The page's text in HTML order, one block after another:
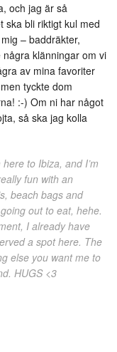
och jag är så
ska bli riktigt kul med
– baddräkter,
klänningar om vi
av mina favoriter
tyckte dom
:-) Om ni har något
så ska jag kolla
to Ibiza, and I’m
fun with an
beach bags and
out to eat, hehe.
I already have
a spot here. The
else you want me to
HUGS <3